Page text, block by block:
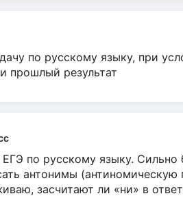
по русскому языку, при
прошлый результат
ЕГЭ по русскому языку. Сильно
антонимы (антиномическую
засчитают ли «ни» в